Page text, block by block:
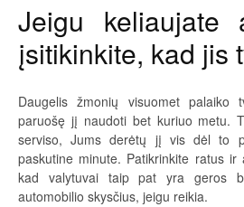
Jeigu keliaujate
įsitikinkite, kad jis
Daugelis žmonių visuomet palaiko
paruošę jį naudoti bet kuriuo metu.
serviso, Jums derėtų jį vis dėl to
paskutine minute. Patikrinkite ratus ir
kad valytuvai taip pat yra geros
automobilio skysčius, jeigu reikia.